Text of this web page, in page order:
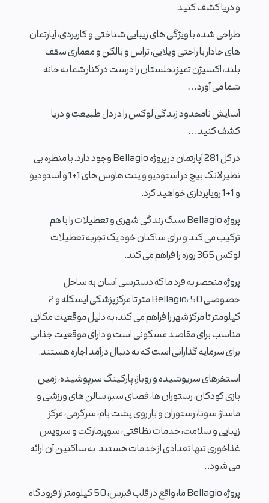
و دریا کشف کنید.
طراحی شده با ویژگی های زیبایی شناختی و کاربردی، آپارتمان
های جادار با راحتی ویلایی، تراس و بالکن و معماری سقف
بلند، اکسیژن تمیز نخلستان را درست در کنار شما به خانه
شما می آورد…
آسایش نامحدود زندگی لوکس را در دل طبیعت و دریا
کشف کنید…
در کل 281 آپارتمان در پروژه Bellagio وجود دارد. با منظره بی
نظیر لانگ بیچ در استودیو و پنت هاوس های 1+1 و استودیو
و 1+1 رویاپردازی خواهید کرد.
پروژه Bellagio سبک زندگی شهری و تعطیلات را با هم
ترکیب می کند و برای ساکنان خود یک تجربه تعطیلات
لوکس 365 روزه را فراهم می کند.
پروژه منحصر به فرد ما که دسترسی آسان به ساحل
خصوصی Bellagio، 50 متر تا مرکز پزشکی ایسکله و 2
کیلومتر تا مرکز شهر را فراهم می کند، به دلیل موقعیت مکانی
مناسب برای مقاصد مسکونی است و دارای موقعیت جذابی
برای سرمایه گذارانی است که به دنبال درآمد اجاره هستند.
استخرهای سرپوشیده و روباز، پارکینگ سرپوشیده، زمین
بازی کودکان، رستوران ها، فضای سبز، سالن های ورزشی و
ماساژ، سونا، رستوران و بار روی پشت بام، سرگرمی، مرکز
زیبایی و سلامت، خدمات نظافتی، سوپرمارکت و سرویس
غذاخوری تنها تعدادی از خدمات هستند. به ساکنین آن ارائه
می شود. .
پروژه Bellagio ما، واقع در قلب قبرس، 50 کیلومتر از فرودگاه